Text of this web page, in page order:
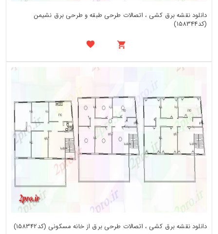
دانلود نقشه برق کشی ، اتصالات طرحی طبقه و طرحی برق نشیمن
(کد158344)
دانلود نقشه برق کشی ، اتصالات طرحی برق از خانه مسکونی (کد158342)